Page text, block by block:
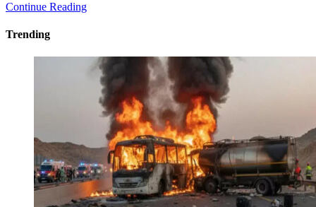
Continue Reading
Trending